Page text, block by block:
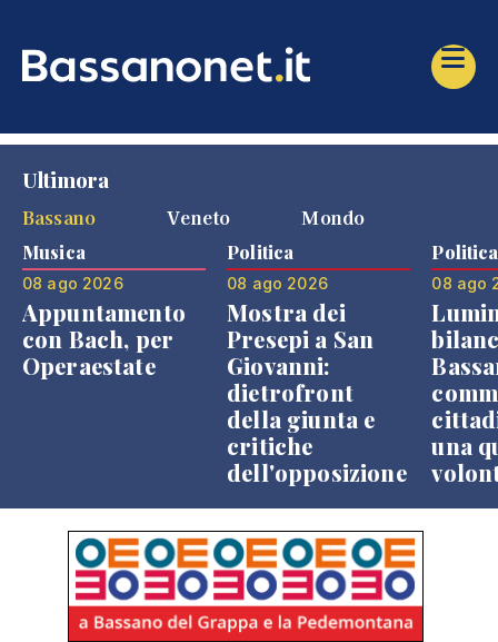
Ultimora
Bassano
Veneto Mondo
Musica
08 ago 2026
Appuntamento
con Bach, per
Operaestate
Politica
08 ago 2026
Mostra dei
Presepi a San
Giovanni:
dietrofront
della giunta e
critiche
dell'opposizione
Politica
08 ago
una